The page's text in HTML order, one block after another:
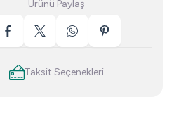
Ürünü Paylaş
Taksit Seçenekleri